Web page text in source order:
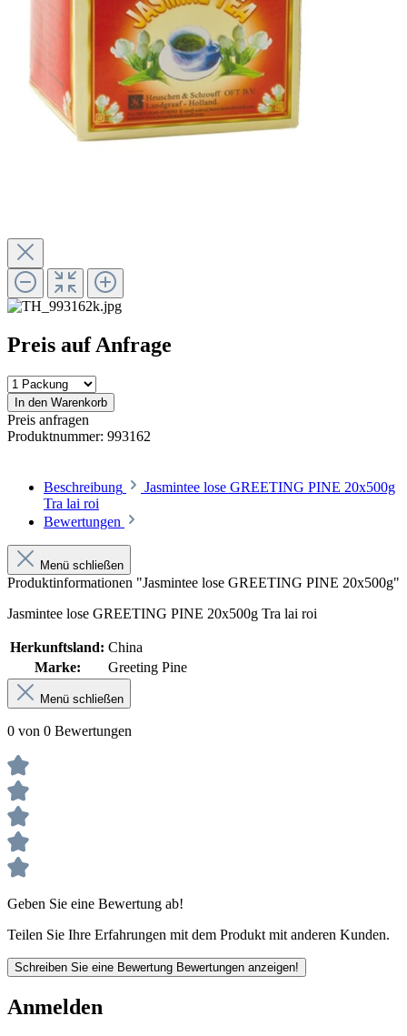
Preis auf Anfrage
In den Warenkorb
Preis anfragen
Produktnummer: 993162
Beschreibung
Jasmintee lose GREETING PINE 20x500g
Tra lai roi
Bewertungen
Menü schließen
Produktinformationen "Jasmintee lose GREETING PINE 20x500g"
Jasmintee lose GREETING PINE 20x500g Tra lai roi
Herkunftsland: China
Marke:
Greeting Pine
Menü schließen
0 von 0 Bewertungen
Geben Sie eine Bewertung ab!
Teilen Sie Ihre Erfahrungen mit dem Produkt mit anderen Kunden.
Schreiben Sie eine Bewertung Bewertungen anzeigen!
Anmelden